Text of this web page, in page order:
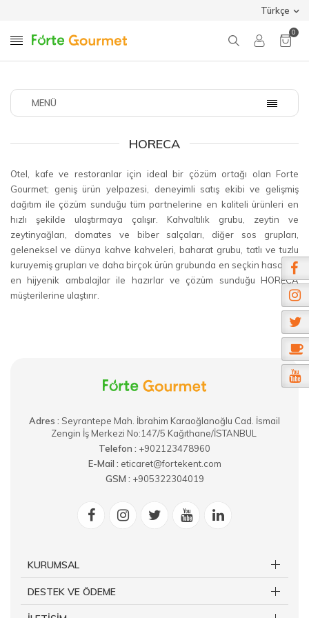
Türkçe
0
MENÜ
HORECA
Otel, kafe ve restoranlar için ideal bir çözüm ortağı olan Forte
Gourmet; geniş ürün yelpazesi, deneyimli satış ekibi ve gelişmiş
dağıtım ile çözüm sunduğu tüm partnelerine en kaliteli ürünleri en
hızlı şekilde ulaştırmaya çalışır. Kahvaltılık grubu, zeytin ve
zeytinyağları, domates ve biber salçaları, diğer sos grupları,
geleneksel ve dünya kahve kahveleri, baharat grubu, tatlı ve tuzlu
kuruyemiş grupları ve daha birçok ürün grubunda en seçkin hasatları
en hijyenik ambalajlar ile hazırlar ve çözüm sunduğu HORECA
müşterilerine ulaştırır.
Adres : ​Seyrantepe Mah. İbrahim Karaoğlanoğlu Cad. İsmail
Zengin İş Merkezi No:147/5 Kağıthane/İSTANBUL
Telefon : +902123478960
E-Mail : eticaret@fortekent.com
GSM : +905322304019
KURUMSAL
DESTEK VE ÖDEME